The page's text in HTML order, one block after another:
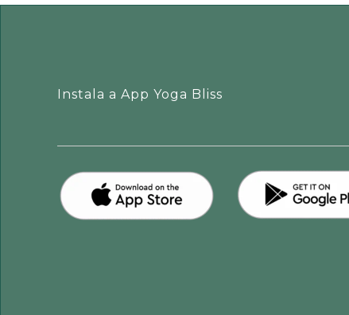
Instala a App Yoga Bliss